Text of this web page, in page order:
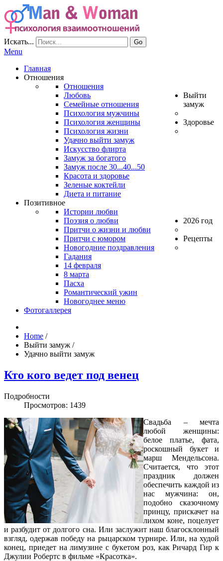
Искать... Go
Menu
Главная
Отношения
Отношения
Любовь
Семейные отношения
Психология мужчины
Психология женщины
Психология жизни
Выйти
замуж
Удачно выйти замуж
Искусство флирта
Замуж за богатого
Замуж после 30...40...50
Здоровье
Красота и здоровье
Зеленые коктейли
Диета и питание
Позитивное
Истории любви
Поэзия о любви
Притчи о жизни и любви
Притчи с юмором
2026 год
Новогодние поздравления
Гадания
14 февраля
8 марта
Рецепты
Пасха
Романтический ужин
Новогоднее меню
Фотогаллерея
Home /
Выйти замуж /
Удачно выйти замуж
Кто кого ведет под венец
Подробности
Просмотров: 1439
Свадьба – мечта
любой женщины:
белое платье, фата,
роскошный букет и
марш Мендельсона.
Считается, что этот
праздник должен
обеспечить каждой из
нас мужчина: он,
подобно сказочному
принцу, прискачет на
лихом коне, поцелует
и разбудит от долгого сна. Или заслужит наш благосклонный
взгляд, одержав победу на рыцарском турнире. Или, на худой
конец, приедет на лимузине с букетом роз, как Ричард Гир к
Джулии Робертс в фильме «Красотка».